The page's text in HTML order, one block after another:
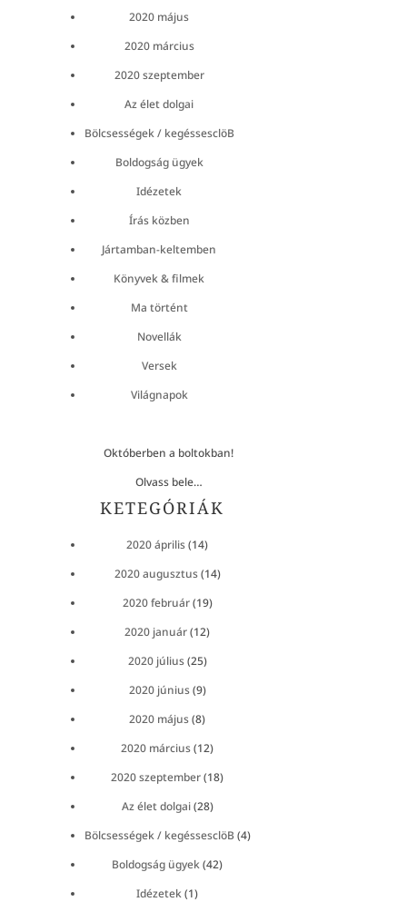
2020 május
2020 március
2020 szeptember
Az élet dolgai
Bölcsességek / kegéssesclöB
Boldogság ügyek
Idézetek
Írás közben
Jártamban-keltemben
Könyvek & filmek
Ma történt
Novellák
Versek
Világnapok
Októberben a boltokban!
Olvass bele…
KETEGÓRIÁK
2020 április(14)
2020 augusztus(14)
2020 február(19)
2020 január(12)
2020 július(25)
2020 június(9)
2020 május(8)
2020 március(12)
2020 szeptember(18)
Az élet dolgai(28)
Bölcsességek / kegéssesclöB(4)
Boldogság ügyek(42)
Idézetek(1)